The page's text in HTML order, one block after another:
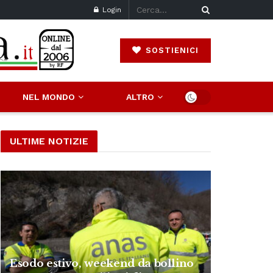
Login
SOSTIENICI
NEL MONDO ALTRO
ULTIME NOTIZIE
Esodo estivo, weekend da bollino